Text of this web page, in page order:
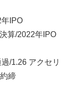
IPO
算/2022年IPO
/1.26 アクセリ
締